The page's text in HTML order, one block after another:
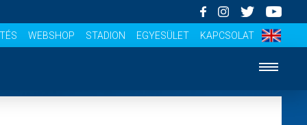
WEBSHOP STADION EGYESÜLET KAPCSOLAT